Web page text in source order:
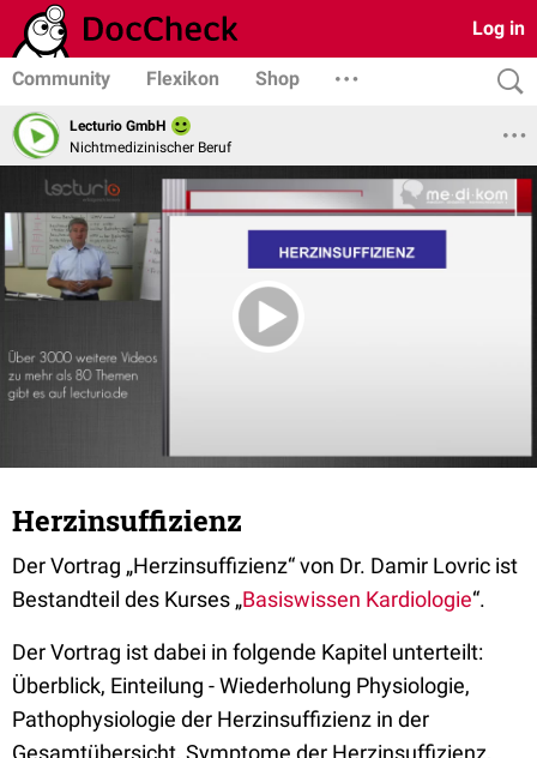
Log in
Community Flexikon Shop
Lecturio GmbH
Nichtmedizinischer Beruf
Herzinsuffizienz
Der Vortrag „Herzinsuffizienz“ von Dr. Damir Lovric ist
Bestandteil des Kurses „Basiswissen Kardiologie“.
Der Vortrag ist dabei in folgende Kapitel unterteilt:
Überblick, Einteilung - Wiederholung Physiologie,
Pathophysiologie der Herzinsuffizienz in der
Gesamtübersicht, Symptome der Herzinsuffizienz,